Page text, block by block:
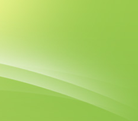
phòng